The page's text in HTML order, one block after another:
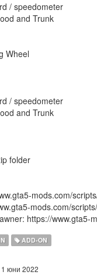
/ speedometer
and Trunk
Wheel
/ speedometer
and Trunk
folder
mods.com/
mods.com/
https://
ADD-ON
юни 2022